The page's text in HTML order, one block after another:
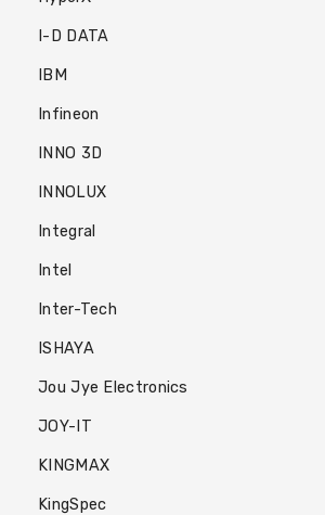
I-D DATA
IBM
Infineon
INNO 3D
INNOLUX
Integral
Intel
Inter-Tech
ISHAYA
Jou Jye Electronics
JOY-IT
KINGMAX
KingSpec